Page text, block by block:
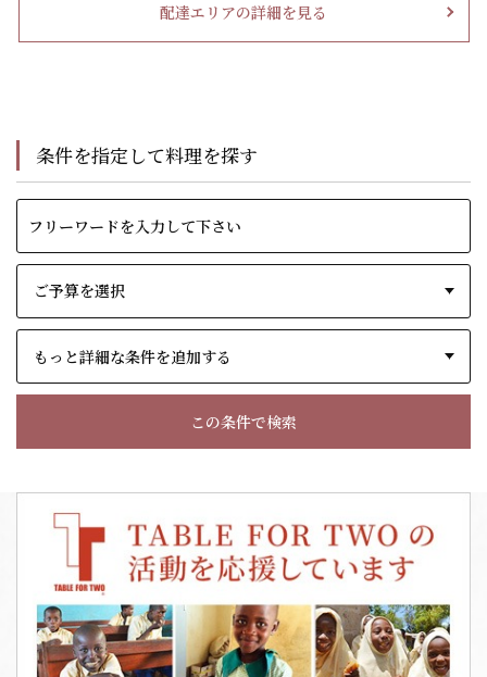
配達エリアの詳細を見る
条件を指定して料理を探す
もっと詳細な条件を追加する
この条件で検索